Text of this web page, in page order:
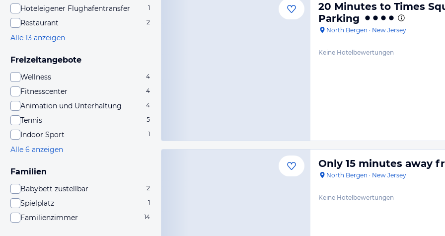
Hoteleigener Flughafentransfer 1
Restaurant 2
Alle 13 anzeigen
Freizeitangebote
Wellness 4
Fitnesscenter 4
Animation und Unterhaltung 4
Tennis 5
Indoor Sport 1
Alle 6 anzeigen
Familien
Babybett zustellbar 2
Spielplatz 1
Familienzimmer 14
20 Minutes to Times
Parking
North Bergen · New Jersey
Keine Hotelbewertungen
Only 15 minutes away
North Bergen · New Jersey
Keine Hotelbewertungen